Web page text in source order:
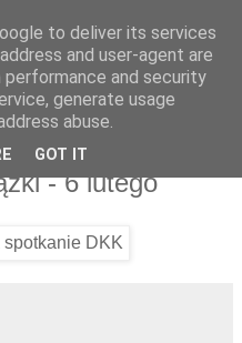
- 6 lutego
to deliver its services
and user-agent are
and security
generate usage
abuse.
GOT IT